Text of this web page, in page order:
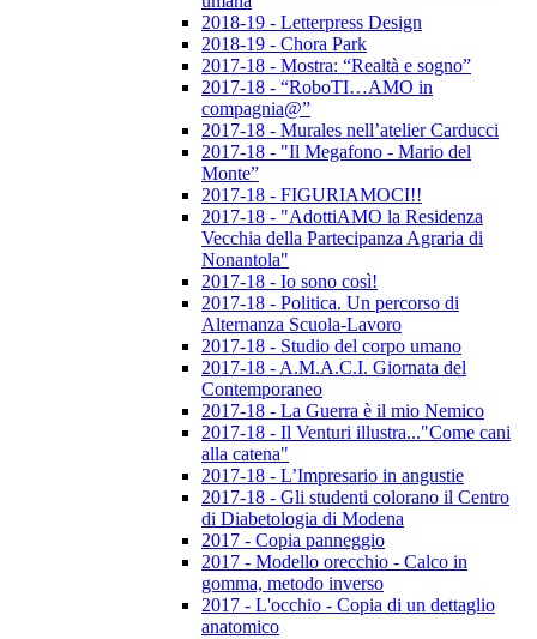
2018-19 - Letterpress Design
2018-19 - Chora Park
2017-18 - Mostra: “Realtà e sogno”
2017-18 - “RoboTI…AMO in
compagnia@”
2017-18 - Murales nell’atelier Carducci
2017-18 - "Il Megafono - Mario del
Monte”
2017-18 - FIGURIAMOCI!!
2017-18 - "AdottiAMO la Residenza
Vecchia della Partecipanza Agraria di
Nonantola"
2017-18 - Io sono così!
2017-18 - Politica. Un percorso di
Alternanza Scuola-Lavoro
2017-18 - Studio del corpo umano
2017-18 - A.M.A.C.I. Giornata del
Contemporaneo
2017-18 - La Guerra è il mio Nemico
2017-18 - Il Venturi illustra..."Come cani
alla catena"
2017-18 - L’Impresario in angustie
2017-18 - Gli studenti colorano il Centro
di Diabetologia di Modena
2017 - Copia panneggio
2017 - Modello orecchio - Calco in
gomma, metodo inverso
2017 - L'occhio - Copia di un dettaglio
anatomico